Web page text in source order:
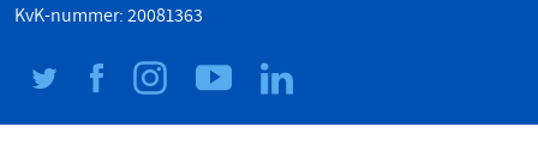
KvK-nummer: 20081363